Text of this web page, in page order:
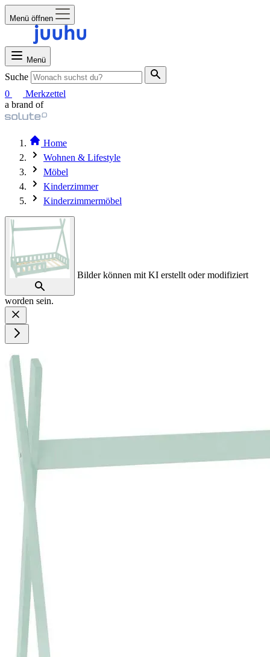
Menü öffnen
Menü
Suche
0
Merkzettel
a brand of
Home
Wohnen & Lifestyle
Möbel
Kinderzimmer
Kinderzimmermöbel
Bilder können mit KI erstellt oder modifiziert
worden sein.